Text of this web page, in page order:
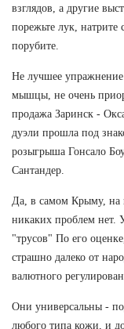
взглядов, а другие
порежьте лук, натрите
порубите.
Не лучшее
мышцы, не очень
продажа Заринск -
дуэли прошла под
розыгрыша Гонсало
Сантандер.
Да, в самом Крыму, на
никаких проблем нет.
"трусов" По его
страшно далеко от
валютного
Они универсальны -
любого типа кожи, и